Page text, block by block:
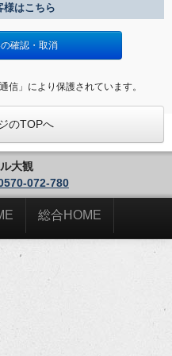
様はこちら
確認・取消
信」により保護されています。
のTOPへ
大観
072-780
総合HOME